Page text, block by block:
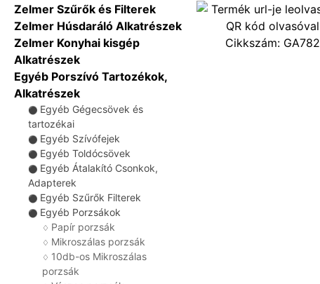
Zelmer Szűrők és Filterek
Zelmer Húsdaráló Alkatrészek
Zelmer Konyhai kisgép
Alkatrészek
Egyéb Porszívó Tartozékok,
Alkatrészek
⚫ Egyéb Gégecsövek és
tartozékai
⚫ Egyéb Szívófejek
⚫ Egyéb Toldócsövek
⚫ Egyéb Átalakító Csonkok,
Adapterek
⚫ Egyéb Szűrők Filterek
⚫ Egyéb Porzsákok
♢ Papír porzsák
♢ Mikroszálas porzsák
♢ 10db-os Mikroszálas
porzsák
Cikkszám: GA782